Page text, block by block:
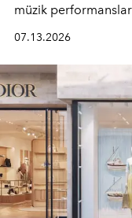
müzik
devam ediyor.
07.13.2026